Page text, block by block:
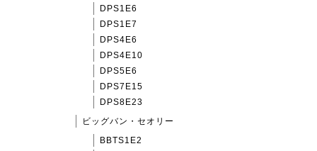
DPS1E6
DPS1E7
DPS4E6
DPS4E10
DPS5E6
DPS7E15
DPS8E23
ビッグバン・セオリー
BBTS1E2